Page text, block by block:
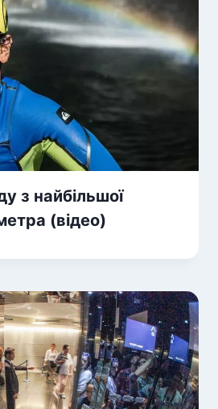
з найбільшої
(відео)